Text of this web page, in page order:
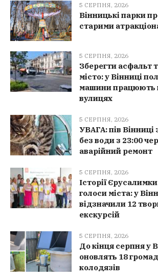
5 СЕРПНЯ, 2026
Вінницькі парки
старими
5 СЕРПНЯ, 2026
Зберегти асфальт
місто: у Вінниці
машини працюють
вулицях
5 СЕРПНЯ, 2026
УВАГА: пів
без води з 23:00
аварійний ремонт
5 СЕРПНЯ, 2026
Історії
голоси міста: у
відзначили 12
екскурсій
5 СЕРПНЯ, 2026
До кінця серпня у
оновлять 18
колодязів